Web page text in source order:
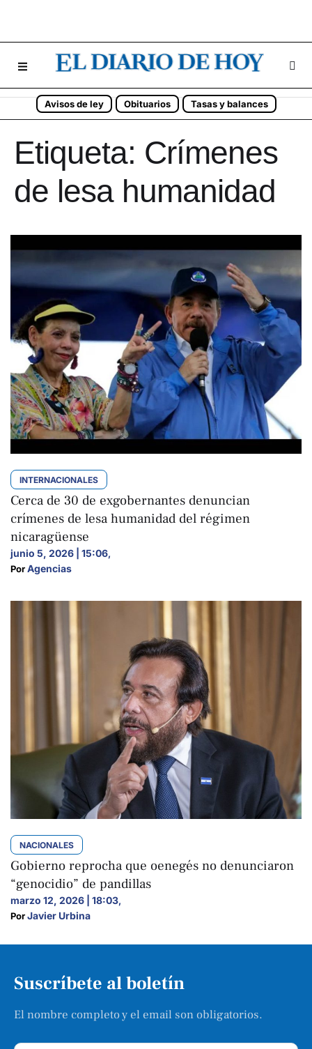
Avisos de ley Obituarios Tasas y balances
Etiqueta: Crímenes
de lesa humanidad
INTERNACIONALES
Cerca de 30 de exgobernantes denuncian
crímenes de lesa humanidad del régimen
nicaragüense
junio 5, 2026 | 15:06,
Por Agencias
NACIONALES
Gobierno reprocha que oenegés no denunciaron
“genocidio” de pandillas
marzo 12, 2026 | 18:03,
Por Javier Urbina
Suscríbete al boletín
El nombre completo y el email son obligatorios.